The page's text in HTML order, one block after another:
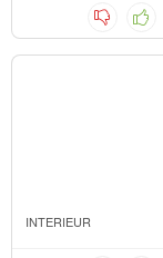
INTERIEUR